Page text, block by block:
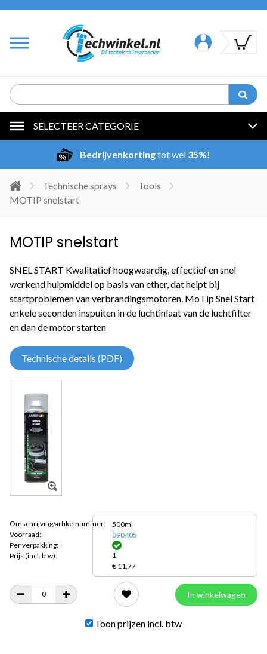
SELECTEER CATEGORIE
Bedrijvenkortingtot wel 35%!
Technische sprays
Tools
MOTIP snelstart
MOTIP snelstart
SNEL START Kwalitatief hoogwaardig, effectief en snel
werkend hulpmiddel op basis van ether, dat helpt bij
startproblemen van verbrandingsmotoren. MoTip Snel Start
enkele seconden inspuiten in de luchtinlaat van de luchtfilter
en dan de motor starten
Technische details (PDF)
Omschrijving/artikelnummer:
Voorraad:
Per verpakking:
Prijs (incl. btw):
500ml
090405
1
€ 11,77
In winkelwagen
Toon prijzen incl. btw